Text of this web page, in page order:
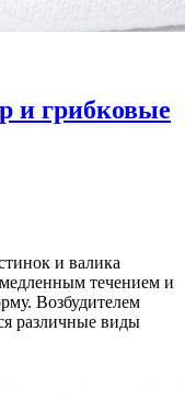
и грибковые
и валика
медленным течением и
Возбудителем
различные виды